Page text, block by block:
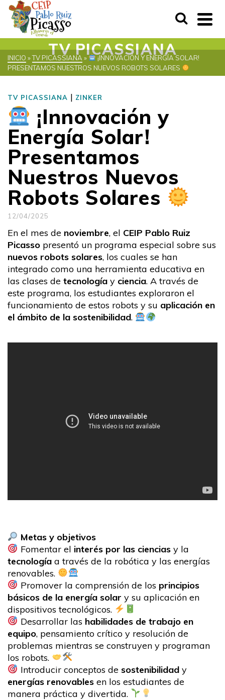
TV PICASSIANA
INICIO »TV PICASSIANA »
¡INNOVACIÓN Y ENERGÍA SOLAR!
PRESENTAMOS NUESTROS NUEVOS ROBOTS SOLARES
TV PICASSIANA | ZINKER
¡Innovación y
Energía Solar!
Presentamos
Nuestros Nuevos
Robots Solares
12/04/2025
En el mes de noviembre, el CEIP Pablo Ruiz
Picasso presentó un programa especial sobre sus
nuevos robots solares, los cuales se han
integrado como una herramienta educativa en
las clases de tecnología y ciencia. A través de
este programa, los estudiantes exploraron el
funcionamiento de estos robots y su aplicación en
el ámbito de la sostenibilidad.
Metas y objetivos
Fomentar el interés por las cienciasy la
tecnología a través de la robótica y las energías
renovables.
Promover la comprensión de los principios
básicos de la energía solar y su aplicación en
dispositivos tecnológicos.
Desarrollar las habilidades de trabajo en
equipo, pensamiento crítico y resolución de
problemas mientras se construyen y programan
los robots.
Introducir conceptos de sostenibilidady
energías renovables en los estudiantes de
manera práctica y divertida.